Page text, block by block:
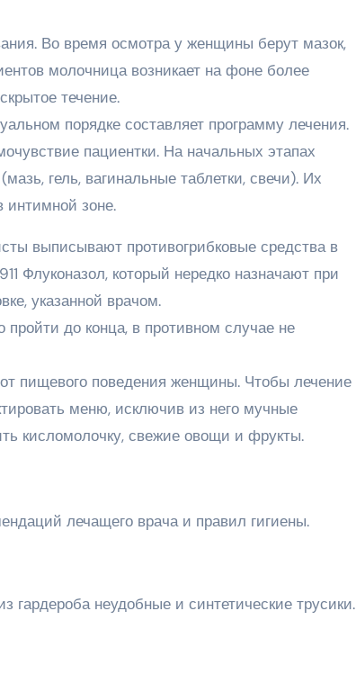
Во время осмотра у женщины берут мазок,
молочница возникает на фоне более
течение.
порядке составляет программу лечения.
пациентки. На начальных этапах
гель, вагинальные таблетки, свечи). Их
интимной зоне.
выписывают противогрибковые средства в
Флуконазол, который нередко назначают при
указанной врачом.
до конца, в противном случае не
пищевого поведения женщины. Чтобы лечение
меню, исключив из него мучные
кисломолочку, свежие овощи и фрукты.
лечащего врача и правил гигиены.
неудобные и синтетические трусики.